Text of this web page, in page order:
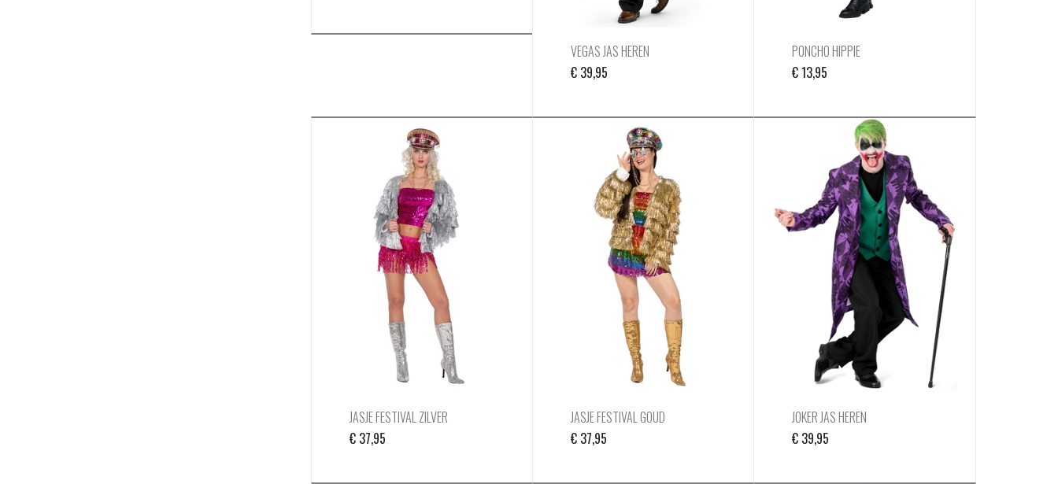
VEGAS JAS HEREN
€39,95
PONCHO HIPPIE
€13,95
JASJE FESTIVAL ZILVER
€37,95
JASJE FESTIVAL GOUD
€37,95
JOKER JAS HEREN
€ 39,95